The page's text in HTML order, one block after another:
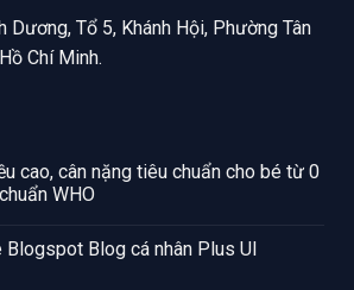
Dương, Tổ 5, Khánh Hội, Phường Tân
Chí Minh.
cao, cân nặng tiêu chuẩn cho bé từ 0
WHO
Blogspot Blog cá nhân Plus UI